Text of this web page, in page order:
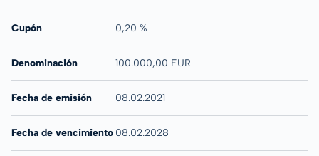
Cupón 0,20 %
Denominación 100.000,00 EUR
Fecha de emisión 08.02.2021
Fecha de vencimiento 08.02.2028